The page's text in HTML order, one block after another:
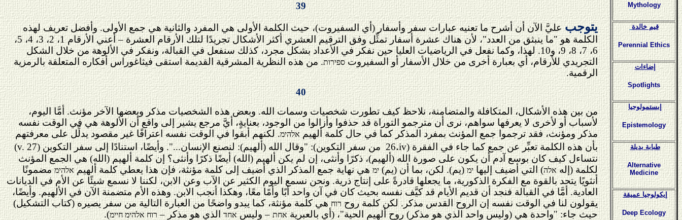
39
يتوجب عليَّ الآن أن أشرح ما تعنيه عبارات سفر وأسفار (أي السفيروت)، حيث الكلمة الأولى هي المفرد والثانية هي جمع الأولى. وأفضل تعريف لهذه
الكلمة هو "ما ينبثق من العدد"، لأن هناك عشرة أسفار تمثِّل وفق الترقيم العشري أكثر الأشكال تجريدًا لتلك الأرقام العشرة – أعني الأرقام 1، 2، 3، 4، 5،
6، 7، 8، 9، و10. لهذا، وكما نفعل في الرياضيات العليا حين نفكر في الأعداد بشكل مجرد، كذلك سنفعل في القبالة، ونفكر في الألوهة من خلال الشكل
التجريدي للأرقام، أي بعبارة أخرى من خلال الأسفار أو السفيروتספירות. من هذه النظرية المشرقية القديمة استقى فيثاغوراس أفكاره المتعلقة بالرمزية
الرقمية.
40
من بين هذه الأشكال، المتكافلة والمتضامنة، نلاحظ كيف تطورت شخصيات وسمات الله. وبعض هذه الشخصيات مذكر وبعضها الآخر مؤنث. أمَّا اليوم،
لأسباب أو لأخرى لا يعرفها سواهم، نرى أن مترجموالتوراةقد حذفوا وأزالوا من الوجود، بعنايةٍ، أيَّ مرجع يشير إلى واقع أن الألوهة هي في الوقت نفسه
مذكر ومؤنث، فقد ترجموا جمع المؤنث بمفرد المذكر كما في حال كلمة ألهيمאלהימ. لكنهم أبقوا في الوقت نفسه اعترافًا غير مقصود يدلِّل على معرفتهم
بأن هذه الكلمة تعبِّر عن جمع كما جاء في الفقرة (iv
.
26 من سفر التكوين): "وقال الله (ألهيم): لنصنع الإنسان...". وأيضًا، استنادًا إلى سفر التكوين (v. 27
)
نتساءل كيف كان بوسع آدم أن يكون على صورة الله (ألهيم)، ذكرًا وأنثى، إن لم يكن ألهيم (الله) أيضًا ذكرًا وأنثى؟ إن كلمة ألهيم (الله) هي الجمع المؤنث
لكلمة (إلهאלה) التي أضيف إليهاימ(يم). لكن، بما أن (يم)ימهينهايةجمع المذكر الذي أضيف إلى كلمة مؤنثة، فإن هذا يعطي كلمة ألهيمאלהימمضمونًا
أنثويًا يتحد بالقوة مع الفكرة الذكورية، ما يجعلها قادرةً على إنتاج ذرية. ونحن نسمع اليوم الكثير عن الآب وعن الابن، لكننا لا نسمع شيئًا عن الأم في الديانات
العادية. أمَّا في القبالة فنجد أن قديم الأيام قد كيَّف نفسه بحيث كان في آن واحد أبًا وأمًا معًا، وهكذا أنجب الابن. وهذه الأم متضمنة الآن في الألهيم. وأيضًا،
يقولون لنا في الوقت نفسه إن الروحالقدسمذكر. لكن كلمة روحרוח هي كلمة مؤنثة، كما يبدو واضحًا من العبارة التالية من سفر يصيره (كتاب التشكيل)
حيث جاء: "واحدة هي (وليس واحد الذي هو مذكر) روح ألهيم الحية"، (أي بالعبريةאחת– وليسאחדالذي هو مذكر –רוח אלהימ חיימ).
Mythology
قيم خالدة
Perennial Ethics
إضاءات
Spotlights
إبستمولوجيا
Epistemology
طبابة بديلة
Alternative
Medicine
إيكولوجيا عميقة
Deep Ecology